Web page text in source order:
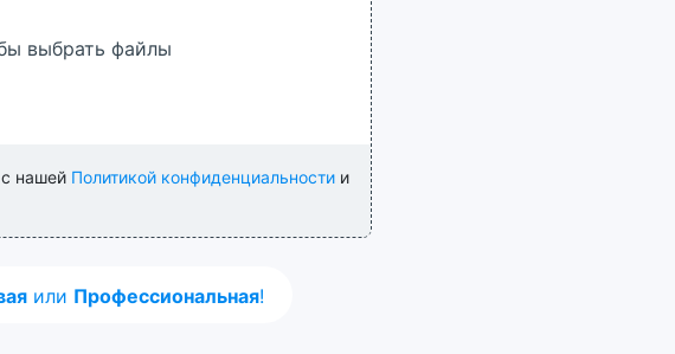
выбрать файлы
нашей Политикой конфиденциальностии
или Профессиональная!